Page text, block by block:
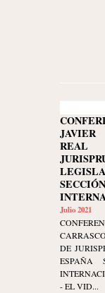
Julio 2021
DE
ESPAÑA
- EL VID...